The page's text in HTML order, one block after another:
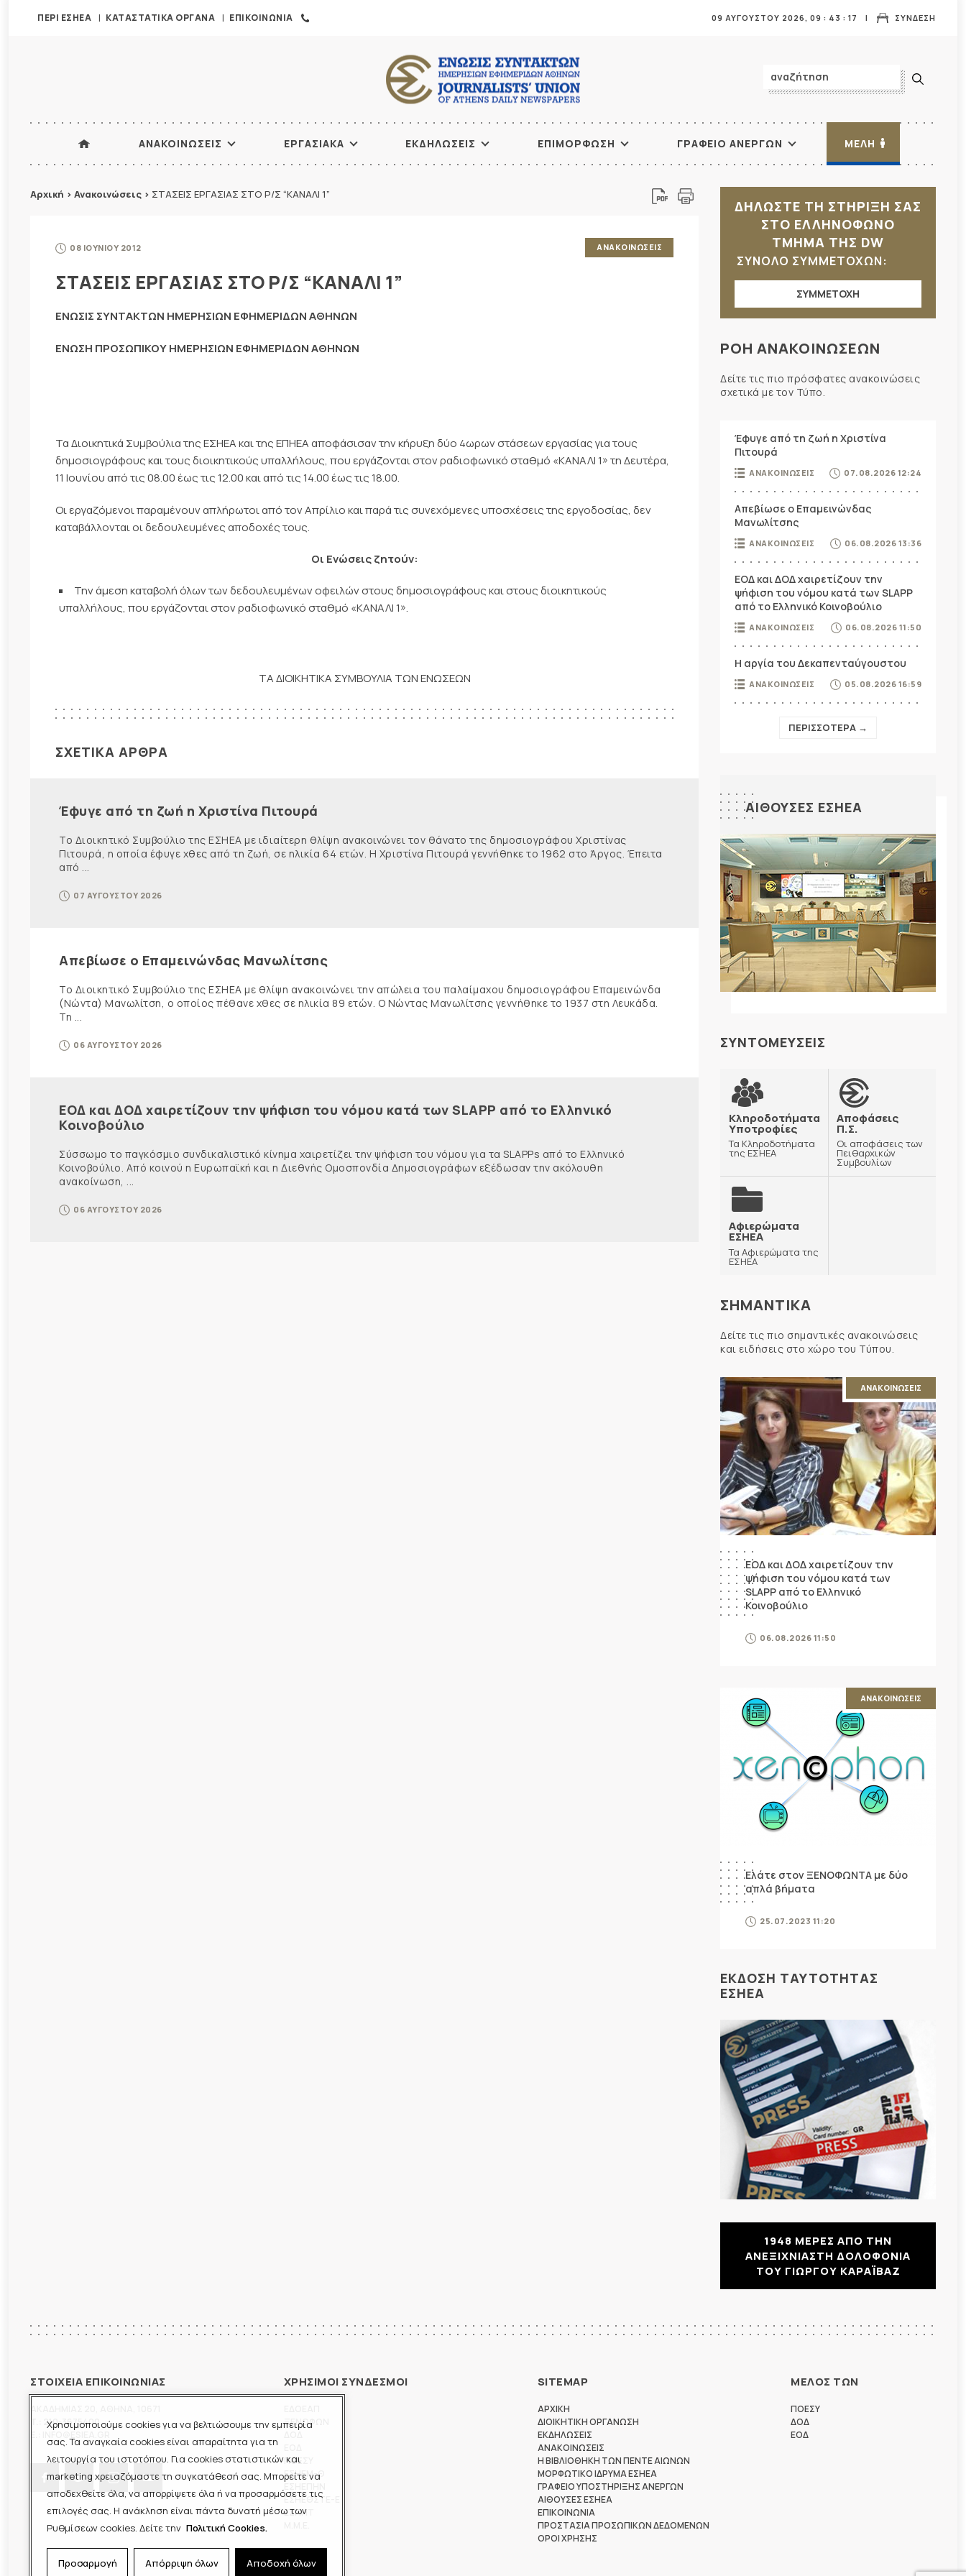
Χρησιμοποιούμε cookies για να βελτιώσουμε την εμπειρία
σας. Τα αναγκαία cookies είναι απαραίτητα για τη
λειτουργία του ιστοτόπου. Για cookies στατιστικών και
marketing χρειαζόμαστε τη συγκατάθεσή σας. Μπορείτε να
αποδεχθείτε όλα, να απορρίψετε όλα ή να προσαρμόσετε τις
επιλογές σας. Η ανάκληση είναι πάντα δυνατή μέσω των
Ρυθμίσεων cookies. Δείτε την Πολιτική Cookies.
Προσαρμογή Απόρριψη όλων Αποδοχή όλων
ΠΕΡΙ ΕΣΗΕΑ ΚΑΤΑΣΤΑΤΙΚΑ ΟΡΓΑΝΑ ΕΠΙΚΟΙΝΩΝΙΑ ΣΥΝΔΕΣΗ
09 ΑΥΓΟΥΣΤΟΥ 2026, 09 : 43 : 19
ΑΝΑΚΟΙΝΩΣΕΙΣ ΕΡΓΑΣΙΑΚΑ ΕΚΔΗΛΩΣΕΙΣ ΕΠΙΜΟΡΦΩΣΗ ΓΡΑΦΕΙΟ ΑΝΕΡΓΩΝ ΜΕΛΗ
Αρχική > Ανακοινώσεις > ΣΤΑΣΕΙΣ ΕΡΓΑΣΙΑΣ ΣΤΟ Ρ/Σ “ΚΑΝΑΛΙ 1”
08 ΙΟΥΝΙΟΥ 2012 ΑΝΑΚΟΙΝΩΣΕΙΣ
ΣΤΑΣΕΙΣ ΕΡΓΑΣΙΑΣ ΣΤΟ Ρ/Σ “ΚΑΝΑΛΙ 1”
ΕΝΩΣΙΣ ΣΥΝΤΑΚΤΩΝ ΗΜΕΡΗΣΙΩΝ ΕΦΗΜΕΡΙΔΩΝ ΑΘΗΝΩΝ
ΕΝΩΣΗ ΠΡΟΣΩΠΙΚΟΥ ΗΜΕΡΗΣΙΩΝ ΕΦΗΜΕΡΙΔΩΝ ΑΘΗΝΩΝ
Τα Διοικητικά Συμβούλια της ΕΣΗΕΑ και της ΕΠΗΕΑ αποφάσισαν την κήρυξη δύο 4ωρων στάσεων εργασίας για τους
δημοσιογράφους και τους διοικητικούς υπαλλήλους, που εργάζονται στον ραδιοφωνικό σταθμό «ΚΑΝΑΛΙ 1» τη Δευτέρα,
11 Ιουνίου από τις 08.00 έως τις 12.00 και από τις 14.00 έως τις 18.00.
Οι εργαζόμενοι παραμένουν απλήρωτοι από τον Απρίλιο και παρά τις συνεχόμενες υποσχέσεις της εργοδοσίας, δεν
καταβάλλονται οι δεδουλευμένες αποδοχές τους.
Οι Ενώσεις ζητούν:
Την άμεση καταβολή όλων των δεδουλευμένων οφειλών στους δημοσιογράφους και στους διοικητικούς
υπαλλήλους, που εργάζονται στον ραδιοφωνικό σταθμό «ΚΑΝΑΛΙ 1».
ΤΑ ΔΙΟΙΚΗΤΙΚΑ ΣΥΜΒΟΥΛΙΑ ΤΩΝ ΕΝΩΣΕΩΝ
ΣΧΕΤΙΚΑ ΑΡΘΡΑ
Έφυγε από τη ζωή η Χριστίνα Πιτουρά
Το Διοικητικό Συμβούλιο της ΕΣΗΕΑ με ιδιαίτερη θλίψη ανακοινώνει τον θάνατο της δημοσιογράφου Χριστίνας
Πιτουρά, η οποία έφυγε χθες από τη ζωή, σε ηλικία 64 ετών. Η Χριστίνα Πιτουρά γεννήθηκε το 1962 στο Άργος. Έπειτα
από ...
07 ΑΥΓΟΥΣΤΟΥ 2026
Απεβίωσε ο Επαμεινώνδας Μανωλίτσης
Το Διοικητικό Συμβούλιο της ΕΣΗΕΑ με θλίψη ανακοινώνει την απώλεια του παλαίμαχου δημοσιογράφου Επαμεινώνδα
(Νώντα) Μανωλίτση, ο οποίος πέθανε χθες σε ηλικία 89 ετών. Ο Νώντας Μανωλίτσης γεννήθηκε το 1937 στη Λευκάδα.
Τη ...
06 ΑΥΓΟΥΣΤΟΥ 2026
ΕΟΔ και ΔΟΔ χαιρετίζουν την ψήφιση του νόμου κατά των SLAPP από το Ελληνικό
Κοινοβούλιο
Σύσσωμο το παγκόσμιο συνδικαλιστικό κίνημα χαιρετίζει την ψήφιση του νόμου για τα SLAPPs από το Ελληνικό
Κοινοβούλιο. Από κοινού η Ευρωπαϊκή και η Διεθνής Ομοσπονδία Δημοσιογράφων εξέδωσαν την ακόλουθη
ανακοίνωση, ...
06 ΑΥΓΟΥΣΤΟΥ 2026
ΔΗΛΩΣΤΕ ΤΗ ΣΤΗΡΙΞΗ ΣΑΣ
ΣΤΟ ΕΛΛΗΝΟΦΩΝΟ
ΤΜΗΜΑ ΤΗΣ DW
ΣΥΝΟΛΟ ΣΥΜΜΕΤΟΧΩΝ:
ΣΥΜΜΕΤΟΧΗ
ΡΟΗ ΑΝΑΚΟΙΝΩΣΕΩΝ
Δείτε τις πιο πρόσφατες ανακοινώσεις
σχετικά με τον Τύπο.
Έφυγε από τη ζωή η Χριστίνα
Πιτουρά
ΑΝΑΚΟΙΝΩΣΕΙΣ 07.08.2026 12:24
Απεβίωσε ο Επαμεινώνδας
Μανωλίτσης
ΑΝΑΚΟΙΝΩΣΕΙΣ 06.08.2026 13:36
ΕΟΔ και ΔΟΔ χαιρετίζουν την
ψήφιση του νόμου κατά των SLAPP
από το Ελληνικό Κοινοβούλιο
ΑΝΑΚΟΙΝΩΣΕΙΣ 06.08.2026 11:50
Η αργία του Δεκαπενταύγουστου
ΑΝΑΚΟΙΝΩΣΕΙΣ 05.08.2026 16:59
ΠΕΡΙΣΣΟΤΕΡΑ →
ΑΙΘΟΥΣΕΣ ΕΣΗΕΑ
ΣΥΝΤΟΜΕΥΣΕΙΣ
Κληροδοτήματα
Υποτροφίες
Τα Κληροδοτήματα
της ΕΣΗΕΑ
Αποφάσεις
Π.Σ.
Οι αποφάσεις των
Πειθαρχικών
Συμβουλίων
Αφιερώματα
ΕΣΗΕΑ
Τα Αφιερώματα της
ΕΣΗΕΑ
ΣΗΜΑΝΤΙΚΑ
Δείτε τις πιο σημαντικές ανακοινώσεις
και ειδήσεις στο χώρο του Τύπου.
ΑΝΑΚΟΙΝΩΣΕΙΣ
ΕΟΔ και ΔΟΔ χαιρετίζουν την
ψήφιση του νόμου κατά των
SLAPP από το Ελληνικό
Κοινοβούλιο
06.08.2026 11:50
ΑΝΑΚΟΙΝΩΣΕΙΣ
Ελάτε στον ΞΕΝΟΦΩΝΤΑ με δύο
απλά βήματα
25.07.2023 11:20
ΕΚΔΟΣΗ ΤΑΥΤΟΤΗΤΑΣ
ΕΣΗΕΑ
1948 ΜΕΡΕΣ ΑΠΟ ΤΗΝ
ΑΝΕΞΙΧΝΙΑΣΤΗ ΔΟΛΟΦΟΝΙΑ
ΤΟΥ ΓΙΩΡΓΟΥ ΚΑΡΑΪΒΑΖ
ΣΤΟΙΧΕΙΑ ΕΠΙΚΟΙΝΩΝΙΑΣ
210-3675400
ΧΡΗΣΙΜΟΙ ΣΥΝΔΕΣΜΟΙ
ΞΕΝΟΦΩΝ
ΠΟΕΣΥ
ΕΣΗΕΜ-Θ
ΕΣΗΕΘΣΤΕ-Ε
ΕΣΠΗΤ
SITEMAP
ΑΡΧΙΚΗ
ΔΙΟΙΚΗΤΙΚΗ ΟΡΓΑΝΩΣΗ
ΕΚΔΗΛΩΣΕΙΣ
ΑΝΑΚΟΙΝΩΣΕΙΣ
Η ΒΙΒΛΙΟΘΗΚΗ ΤΩΝ ΠΕΝΤΕ ΑΙΩΝΩΝ
ΜΟΡΦΩΤΙΚΟ ΙΔΡΥΜΑ ΕΣΗΕΑ
ΓΡΑΦΕΙΟ ΥΠΟΣΤΗΡΙΞΗΣ ΑΝΕΡΓΩΝ
ΑΙΘΟΥΣΕΣ ΕΣΗΕΑ
ΕΠΙΚΟΙΝΩΝΙΑ
ΠΡΟΣΤΑΣΙΑ ΠΡΟΣΩΠΙΚΩΝ ΔΕΔΟΜΕΝΩΝ
ΟΡΟΙ ΧΡΗΣΗΣ
ΜΕΛΟΣ ΤΩΝ
ΠΟΕΣΥ
ΔΟΔ
ΕΟΔ